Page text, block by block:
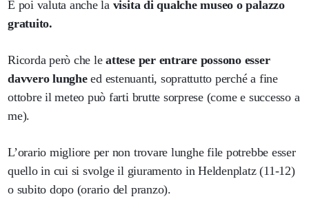
E poi valuta anche la visita di qualche museo o palazzo
gratuito.
Ricorda però che leattese per entrare possono esser
davvero lungheed estenuanti, soprattutto perché a fine
ottobre il meteo può farti brutte sorprese (come e successo a
me).
L’orario migliore per non trovare lunghe file potrebbe esser
quello in cui si svolge il giuramento in Heldenplatz (11-12)
o subito dopo (orario del pranzo).